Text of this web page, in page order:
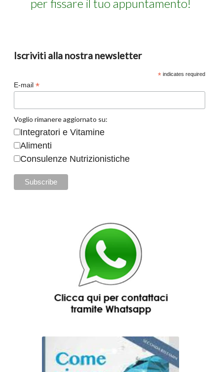
per fissare il tuo appuntamento!
Iscriviti alla nostra newsletter
* indicates required
E-mail *
Voglio rimanere aggiornato su:
Integratori e Vitamine
Alimenti
Consulenze Nutrizionistiche